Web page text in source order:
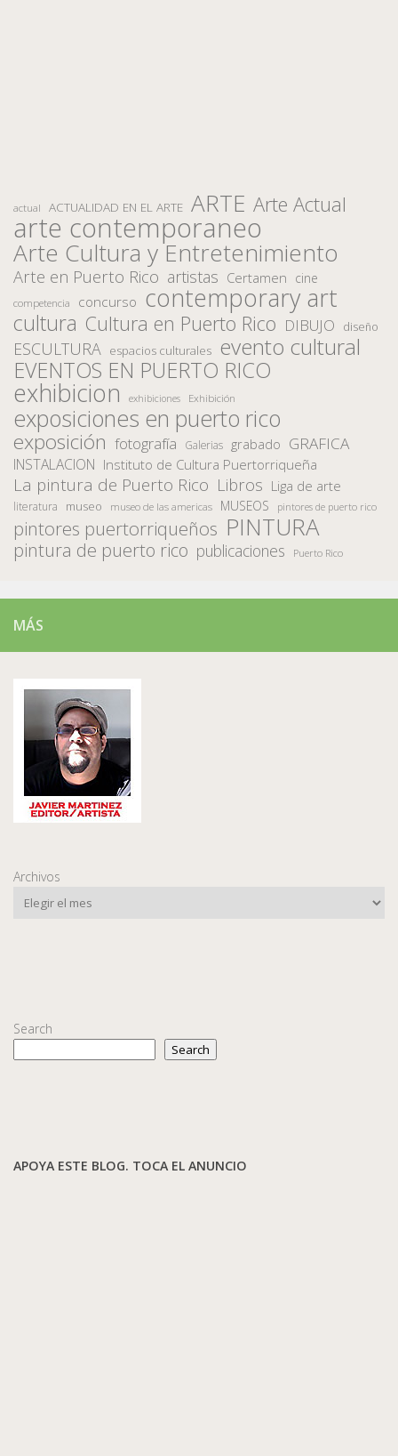
actual ACTUALIDAD EN EL ARTE ARTE Arte Actual
arte contemporaneo
Arte Cultura y Entretenimiento
Arte en Puerto Rico artistas Certamen cine
competencia concurso contemporary art
cultura Cultura en Puerto Rico DIBUJO diseño
ESCULTURA espacios culturales evento cultural
EVENTOS EN PUERTO RICO
exhibicion exhibiciones Exhibición
exposiciones en puerto rico
exposición fotografía Galerias grabado GRAFICA
INSTALACION Instituto de Cultura Puertorriqueña
La pintura de Puerto Rico Libros Liga de arte
literatura museo museo de las americas MUSEOS pintores de puerto rico
pintores puertorriqueños PINTURA
pintura de puerto rico publicaciones Puerto Rico
MÁS
Archivos
Search
Search
APOYA ESTE BLOG. TOCA EL ANUNCIO